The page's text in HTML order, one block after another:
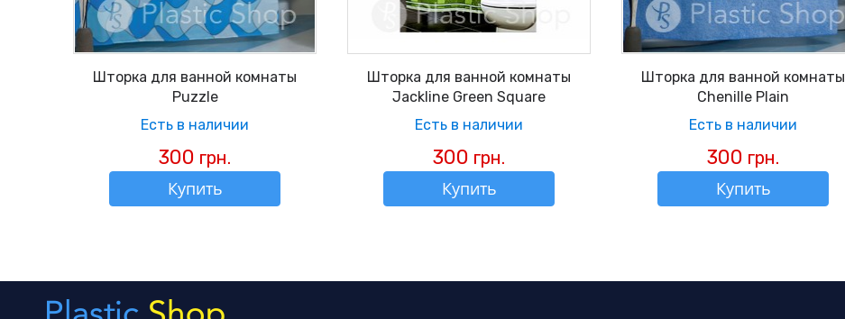
Шторка для ванной комнаты
Puzzle
Есть в наличии
300 грн.
Купить
Шторка для ванной комнаты
Jackline Green Square
Есть в наличии
300 грн.
Купить
Шторка для ванной комнаты
Chenille Plain
Есть в наличии
300 грн.
Купить